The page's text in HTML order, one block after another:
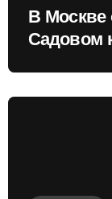
В Москве
Садовом